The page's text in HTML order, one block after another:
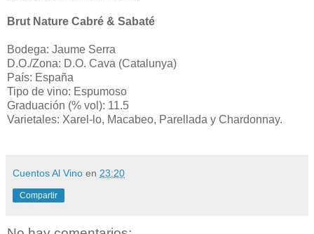
Brut Nature Cabré & Sabaté
Bodega: Jaume Serra
D.O./Zona: D.O. Cava (Catalunya)
País: España
Tipo de vino: Espumoso
Graduación (% vol): 11.5
Varietales: Xarel-lo, Macabeo, Parellada y Chardonnay.
Cuentos Al Vino en 23:20
Compartir